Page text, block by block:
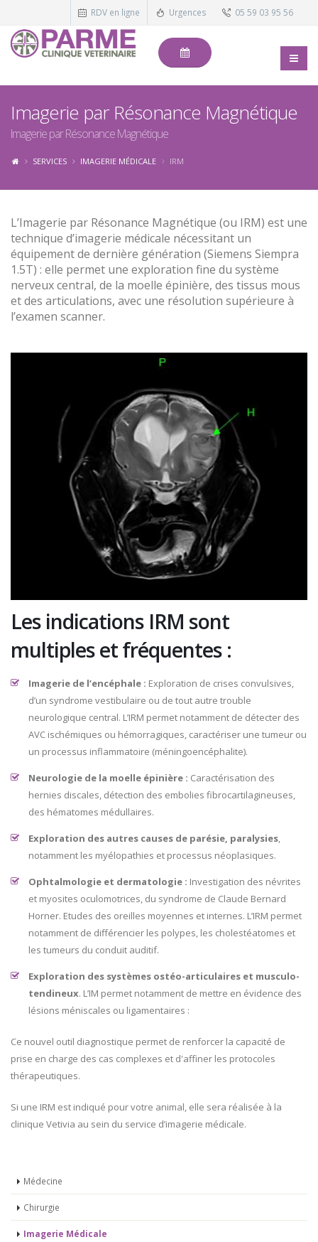
RDV en ligne Urgences 05 59 03 95 56
Imagerie par Résonance Magnétique
Imagerie par Résonance Magnétique
SERVICES IMAGERIE MÉDICALE IRM
L’Imagerie par Résonance Magnétique (ou IRM) est une
technique d’imagerie médicale nécessitant un
équipement de dernière génération (Siemens Siempra
1.5T) : elle permet une exploration fine du système
nerveux central, de la moelle épinière, des tissus mous
et des articulations, avec une résolution supérieure à
l’examen scanner.
Les indications IRM sont
multiples et fréquentes :
Imagerie de l’encéphale : Exploration de crises convulsives,
d’un syndrome vestibulaire ou de tout autre trouble
neurologique central. L’IRM permet notamment de détecter des
AVC ischémiques ou hémorragiques, caractériser une tumeur ou
un processus inflammatoire (méningoencéphalite).
Neurologie de la moelle épinière : Caractérisation des
hernies discales, détection des embolies fibrocartilagineuses,
des hématomes médullaires.
Exploration des autres causes de parésie, paralysies,
notamment les myélopathies et processus néoplasiques.
Ophtalmologie et dermatologie : Investigation des névrites
et myosites oculomotrices, du syndrome de Claude Bernard
Horner. Etudes des oreilles moyennes et internes. L’IRM permet
notamment de différencier les polypes, les cholestéatomes et
les tumeurs du conduit auditif.
Exploration des systèmes ostéo-articulaires et musculo-
tendineux. L’IM permet notamment de mettre en évidence des
lésions méniscales ou ligamentaires :
Ce nouvel outil diagnostique permet de renforcer la capacité de
prise en charge des cas complexes et d'affiner les protocoles
thérapeutiques.
Si une IRM est indiqué pour votre animal, elle sera réalisée à la
clinique Vetivia au sein du service d’imagerie médicale.
Médecine
Chirurgie
Imagerie Médicale